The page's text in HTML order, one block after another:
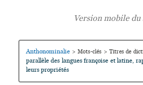
Anthonominalie > Mots-clés > Titres de
parallèle des langues françoise et latine,
leurs propriétés